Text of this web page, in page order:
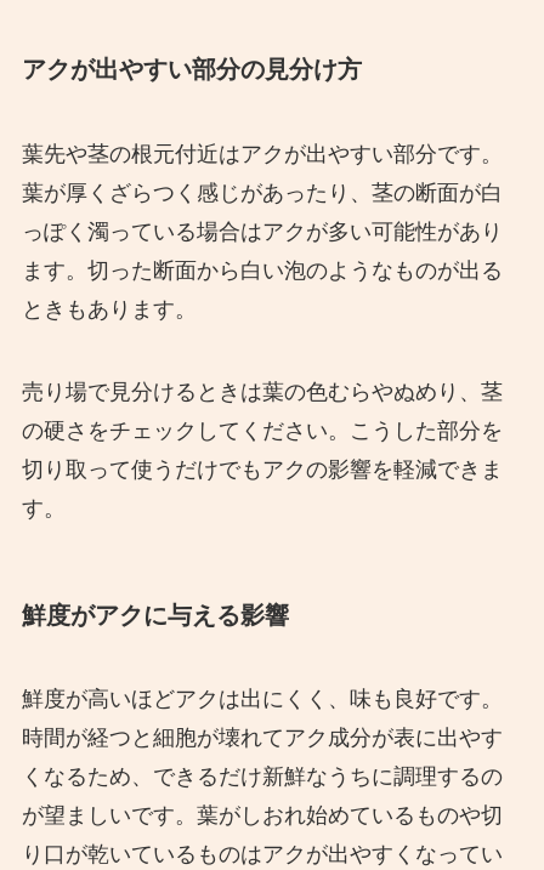
アクが出やすい部分の見分け方
葉先や茎の根元付近はアクが出やすい部分です。
葉が厚くざらつく感じがあったり、茎の断面が白
っぽく濁っている場合はアクが多い可能性があり
ます。切った断面から白い泡のようなものが出る
ときもあります。
売り場で見分けるときは葉の色むらやぬめり、茎
の硬さをチェックしてください。こうした部分を
切り取って使うだけでもアクの影響を軽減できま
す。
鮮度がアクに与える影響
鮮度が高いほどアクは出にくく、味も良好です。
時間が経つと細胞が壊れてアク成分が表に出やす
くなるため、できるだけ新鮮なうちに調理するの
が望ましいです。葉がしおれ始めているものや切
り口が乾いているものはアクが出やすくなってい